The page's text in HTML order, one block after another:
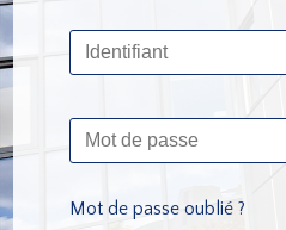
Mot de passe oublié ?